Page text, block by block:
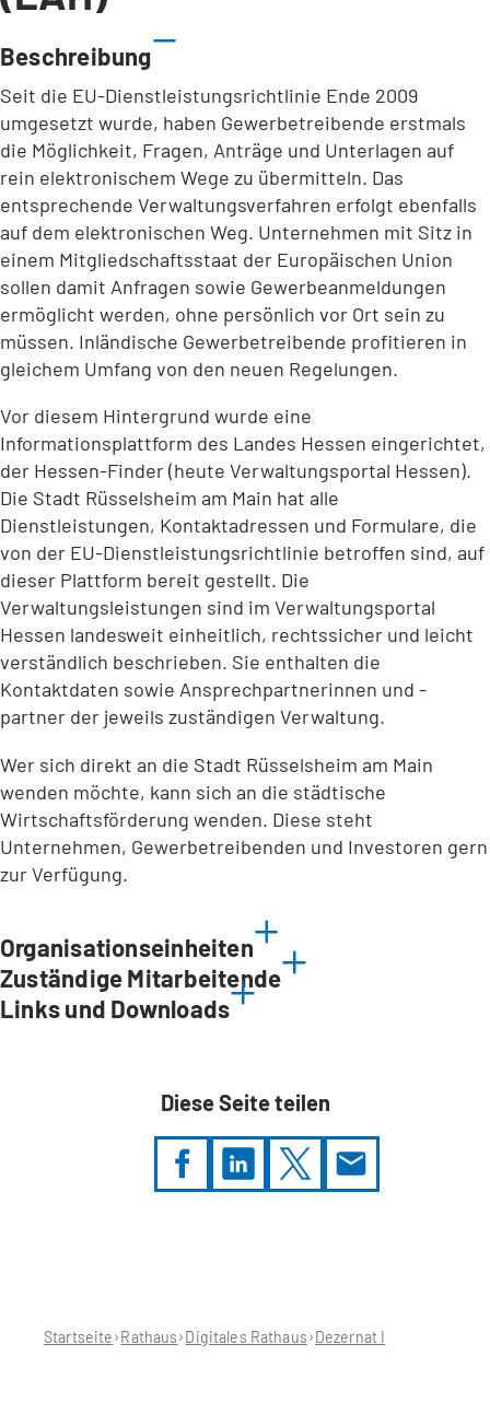
Beschreibung
Seit die EU-Dienstleistungsrichtlinie Ende 2009
umgesetzt wurde, haben Gewerbetreibende erstmals
die Möglichkeit, Fragen, Anträge und Unterlagen auf
rein elektronischem Wege zu übermitteln. Das
entsprechende Verwaltungsverfahren erfolgt ebenfalls
auf dem elektronischen Weg. Unternehmen mit Sitz in
einem Mitgliedschaftsstaat der Europäischen Union
sollen damit Anfragen sowie Gewerbeanmeldungen
ermöglicht werden, ohne persönlich vor Ort sein zu
müssen. Inländische Gewerbetreibende profitieren in
gleichem Umfang von den neuen Regelungen.
Vor diesem Hintergrund wurde eine
Informationsplattform des Landes Hessen eingerichtet,
der Hessen-Finder (heute Verwaltungsportal Hessen).
Die Stadt Rüsselsheim am Main hat alle
Dienstleistungen, Kontaktadressen und Formulare, die
von der EU-Dienstleistungsrichtlinie betroffen sind, auf
dieser Plattform bereit gestellt. Die
Verwaltungsleistungen sind im Verwaltungsportal
Hessen landesweit einheitlich, rechtssicher und leicht
verständlich beschrieben. Sie enthalten die
Kontaktdaten sowie Ansprechpartnerinnen und -
partner der jeweils zuständigen Verwaltung.
Wer sich direkt an die Stadt Rüsselsheim am Main
wenden möchte, kann sich an die städtische
Wirtschaftsförderung wenden. Diese steht
Unternehmen, Gewerbetreibenden und Investoren gern
zur Verfügung.
Organisationseinheiten
Zuständige Mitarbeitende
Links und Downloads
Diese Seite teilen
hier:Startseite Rathaus Digitales Rathaus Dezernat I